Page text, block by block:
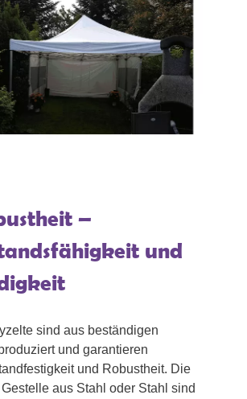
–
und
sind aus beständigen
und garantieren
und Robustheit. Die
aus Stahl oder Stahl sind